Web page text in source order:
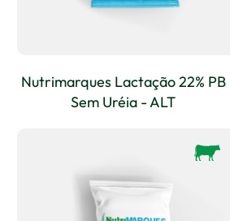
Nutrimarques Lactação 22% PB
Sem Uréia - ALT